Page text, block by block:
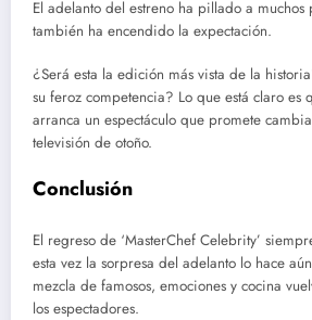
El adelanto del estreno ha pillado a
también ha encendido la expectación.
¿Será esta la edición más vista de la
su feroz competencia? Lo que está claro es
arranca un espectáculo que promete
televisión de otoño.
Conclusión
El regreso de ‘MasterChef Celebrity’
esta vez la sorpresa del adelanto lo hace
mezcla de famosos, emociones y cocina
los espectadores.